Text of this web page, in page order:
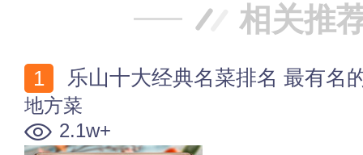
相关推
乐山十大经典名菜排名 最有名
地方菜
2.1w+